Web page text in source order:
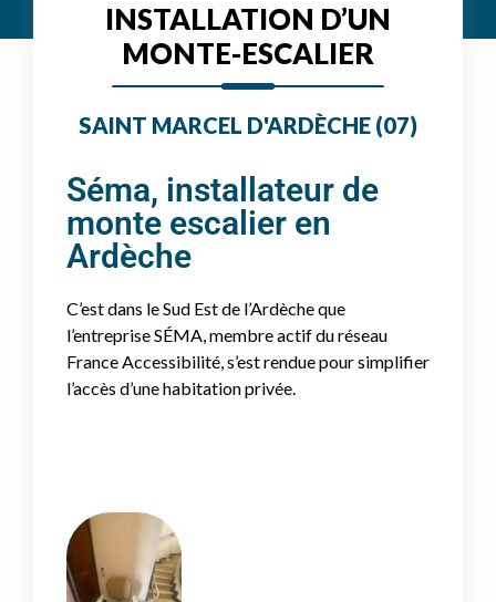
INSTALLATION D’UN
MONTE-ESCALIER
SAINT MARCEL D'ARDÈCHE (07)
Séma, installateur de
monte escalier en
Ardèche
C’est dans le Sud Est de l’Ardèche que
l’entreprise SÉMA, membre actif du réseau
France Accessibilité, s’est rendue pour simplifier
l’accès d’une habitation privée.